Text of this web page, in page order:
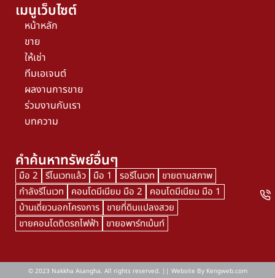
เมนูเว็บไซต์
หน้าหลัก
ขาย
ให้เช่า
ทีมเอเจนต์
ผลงานการขาย
ร่วมงานกับเรา
บทความ
คำค้นหาทรัพย์อื่นๆ
มือ 2 รีโนเวทแล้ว มือ 1 รอรีโนเวท
ขายตามสภาพ
กำลังรีโนเวท
คอนโดมีเนียม มือ 2
คอนโดมีเนียม มือ 1
บ้านเดี่ยวนอกโครงการ ขายที่ดินแปลงสวย
ขายคอนโดติดรถไฟฟ้า
ขายอพาร์ทเม้นท์
© 2023 Nakkha Asangha. All rights reserved. || Website By Kengweb.com